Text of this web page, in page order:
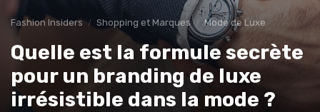
Fashion Insiders Shopping et Marques Mode de Luxe
Quelle est la formule secrète
pour un branding de luxe
irrésistible dans la mode ?